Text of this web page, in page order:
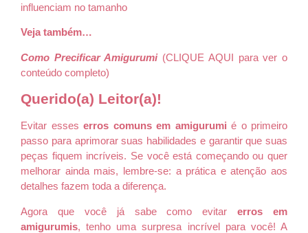
influenciam no tamanho
Veja também…
Como Precificar Amigurumi(CLIQUE AQUI para ver o
conteúdo completo)
Querido(a) Leitor(a)!
Evitar esses erros comuns em amigurumi é o primeiro
passo para aprimorar suas habilidades e garantir que suas
peças fiquem incríveis. Se você está começando ou quer
melhorar ainda mais, lembre-se: a prática e atenção aos
detalhes fazem toda a diferença.
Agora que você já sabe como evitarerros em
amigurumis, tenho uma surpresa incrível para você! A